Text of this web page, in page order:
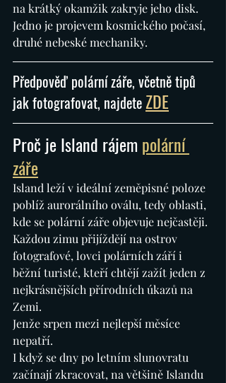
na krátký okamžik zakryje jeho disk.
Jedno je projevem kosmického počasí,
druhé nebeské mechaniky.
Předpověď polární záře, včetně tipů
jak fotografovat, najdete ZDE
Proč je Island rájem polární
záře
Island leží v ideální zeměpisné poloze
poblíž aurorálního oválu, tedy oblasti,
kde se polární záře objevuje nejčastěji.
Každou zimu přijíždějí na ostrov
fotografové, lovci polárních září i
běžní turisté, kteří chtějí zažít jeden z
nejkrásnějších přírodních úkazů na
Zemi.
Jenže srpen mezi nejlepší měsíce
nepatří.
I když se dny po letním slunovratu
začínají zkracovat, na většině Islandu